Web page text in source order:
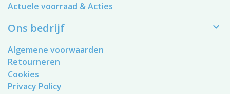
Actuele voorraad & Acties
Ons bedrijf 
Algemene voorwaarden
Retourneren
Cookies
Privacy Policy